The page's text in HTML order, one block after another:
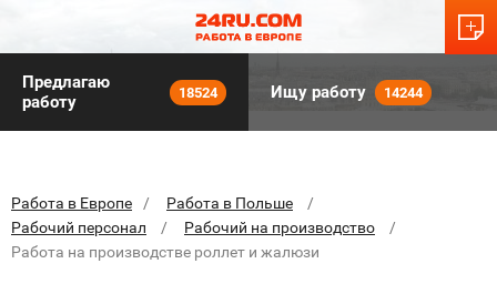
Предлагаю
работу
18524 Ищу работу 14244
Работа в Европе
Работа в Польше
Рабочий персонал
Рабочий на производство
Работа на производстве роллет и жалюзи